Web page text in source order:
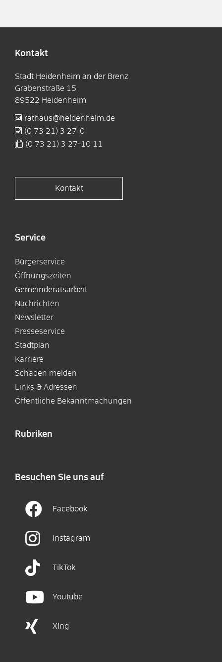
Kontakt
Stadt Heidenheim an der Brenz
Grabenstraße 15
89522 Heidenheim
rathaus@heidenheim.de
(0 73 21) 3 27-0
(0 73 21) 3 27-10 11
Kontakt
Service
Bürgerservice
Öffnungszeiten
Gemeinderatsarbeit
Nachrichten
Newsletter
Presseservice
Stadtplan
Karriere
Schaden melden
Links & Adressen
Öffentliche Bekanntmachungen
Rubriken
Besuchen Sie uns auf
Facebook
Instagram
TikTok
Youtube
Xing